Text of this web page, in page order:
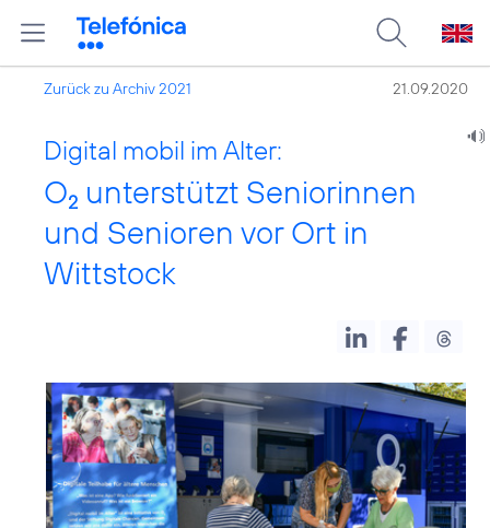
Zurück zu Archiv 2021 21.09.2020
Digital mobil im Alter:
O2 unterstützt Seniorinnen
und Senioren vor Ort in
Wittstock